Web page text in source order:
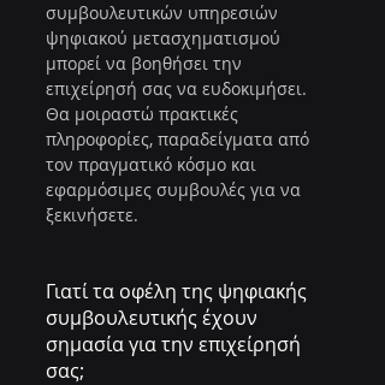
συμβουλευτικών υπηρεσιών
ψηφιακού μετασχηματισμού
μπορεί να βοηθήσει την
επιχείρησή σας να ευδοκιμήσει.
Θα μοιραστώ πρακτικές
πληροφορίες, παραδείγματα από
τον πραγματικό κόσμο και
εφαρμόσιμες συμβουλές για να
ξεκινήσετε.
Γιατί τα οφέλη της ψηφιακής
συμβουλευτικής έχουν
σημασία για την επιχείρησή
σας;